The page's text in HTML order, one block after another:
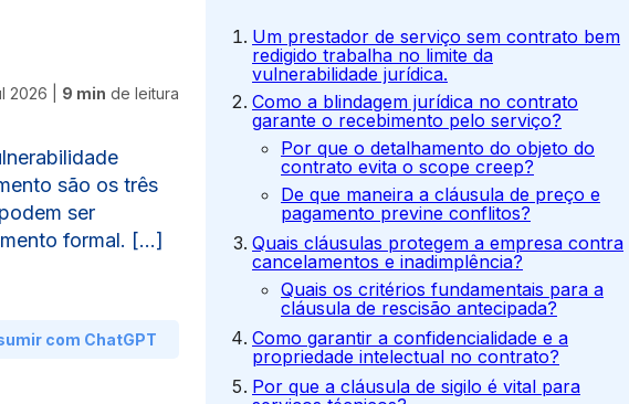
2026 9 min de leitura
são os três
ser
formal. […]
com ChatGPT
Um prestador de serviço sem contrato bem
redigido trabalha no limite da
vulnerabilidade jurídica.
Como a blindagem jurídica no contrato
garante o recebimento pelo serviço?
Por que o detalhamento do objeto do
contrato evita o scope creep?
De que maneira a cláusula de preço e
pagamento previne conflitos?
Quais cláusulas protegem a empresa contra
cancelamentos e inadimplência?
Quais os critérios fundamentais para a
cláusula de rescisão antecipada?
Como garantir a confidencialidade e a
propriedade intelectual no contrato?
Por que a cláusula de sigilo é vital para